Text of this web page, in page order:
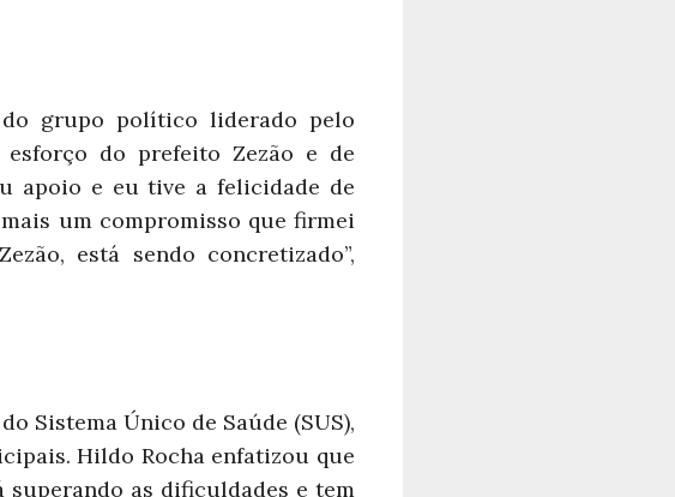
grupo político liderado pelo
esforço do prefeito Zezão e de
apoio e eu tive a felicidade de
um compromisso que firmei
está sendo concretizado”,
Sistema Único de Saúde (SUS),
Hildo Rocha enfatizou que
superando as dificuldades e tem